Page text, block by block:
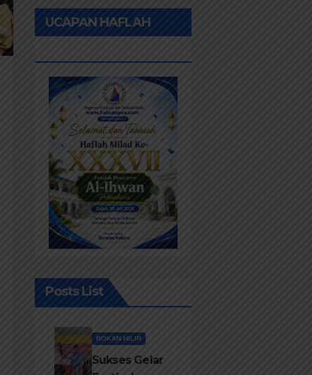
UCAPAN HAFLAH
Posts List
ROKAN HILIR
Sukses Gelar